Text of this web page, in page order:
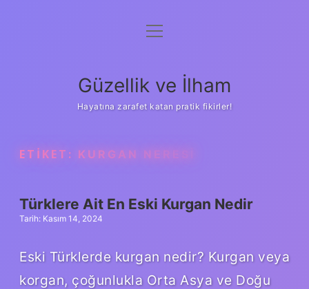
Anasayfa
Yasal Uyarı
menüyü
Güzellik ve İlham
Hayatına zarafet katan pratik fikirler!
ETIKET: KURGAN NERESI
Türklere Ait En Eski Kurgan Nedir
Tarih: Kasım 14, 2024
Eski Türklerde kurgan nedir? Kurgan veya
korgan, çoğunlukla Orta Asya ve Doğu